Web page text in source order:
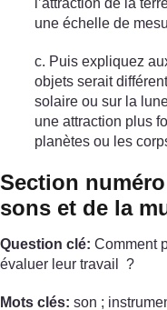
l’attraction de la
une échelle de
c. Puis expliquez
objets serait
solaire ou sur la
une attraction plus
planètes ou les
Section
sons et de la
Question clé: Comment
évaluer leur travail ?
Mots clés: son ;